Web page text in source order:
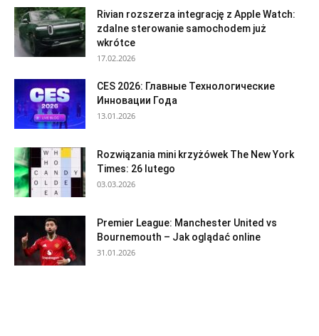
Rivian rozszerza integrację z Apple Watch:
zdalne sterowanie samochodem już
wkrótce
17.02.2026
CES 2026: Главные Технологические
Инновации Года
13.01.2026
Rozwiązania mini krzyżówek The New York
Times: 26 lutego
03.03.2026
Premier League: Manchester United vs
Bournemouth – Jak oglądać online
31.01.2026